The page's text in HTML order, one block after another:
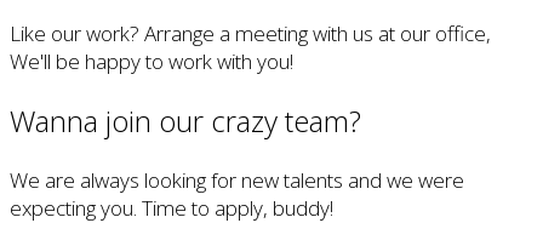
Like our work? Arrange a meeting with us at our office,
We'll be happy to work with you!
Wanna join our crazy team?
We are always looking for new talents and we were
expecting you. Time to apply, buddy!